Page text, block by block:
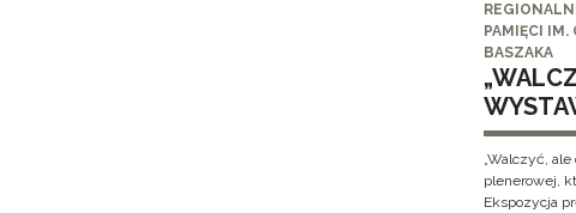
PAMIĘCI IM.
BASZAKA
„Walczyć,
plenerowej,
Ekspozycja